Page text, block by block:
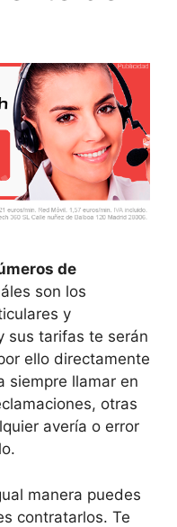
de
son los
y
sus tarifas te serán
ello directamente
siempre llamar en
otras
avería o error
manera puedes
contratarlos. Te